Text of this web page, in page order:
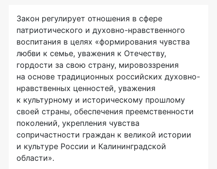
Закон регулирует отношения в сфере
патриотического и духовно-нравственного
воспитания в целях «формирования чувства
любви к семье, уважения к Отечеству,
гордости за свою страну, мировоззрения
на основе традиционных российских духовно-
нравственных ценностей, уважения
к культурному и историческому прошлому
своей страны, обеспечения преемственности
поколений, укрепления чувства
сопричастности граждан к великой истории
и культуре России и Калининградской
области».